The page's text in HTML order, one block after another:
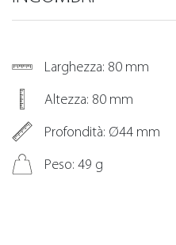
Larghezza: 80 mm
Altezza: 80 mm
Profondità: Ø44 mm
Peso: 49 g